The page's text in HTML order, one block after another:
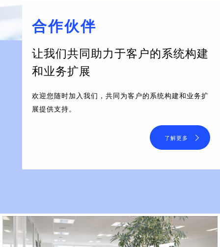
合作伙伴
让我们共同助力于客户的系统构建
和业务扩展
欢迎您随时加入我们，共同为客户的系统构建和业务扩
展提供支持。
了解更多